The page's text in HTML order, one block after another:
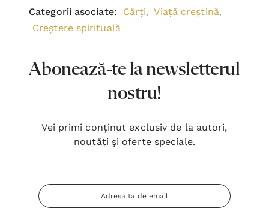
Categorii asociate: Cărți, Viață creștină,
Creștere spirituală
Abonează-te la newsletterul
nostru!
Vei primi conținut exclusiv de la autori,
noutăți şi oferte speciale.
Adresa
Email